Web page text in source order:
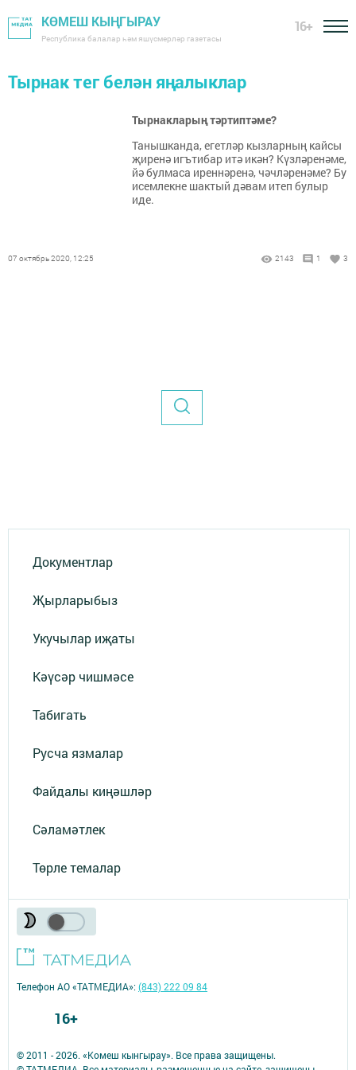
КӨМЕШ КЫҢГЫРАУ
Республика балалар һәм яшүсмерләр газетасы
16+
Тырнак тег белән яңалыклар
Тырнакларың тәртиптәме?
Танышканда, егетләр кызларның кайсы
җиренә игътибар итә икән? Күзләренәме,
йә булмаса иреннәре­нә, чәчләренәме? Бу
исемлекне шак­тый дәвам итеп булыр
иде.
07 октябрь 2020, 12:25 2143 1 3
Документлар
Җырларыбыз
Укучылар иҗаты
Кәүсәр чишмәсе
Табигать
Русча язмалар
Файдалы киңәшләр
Сәламәтлек
Төрле темалар
© 2011 - 2026. «Комеш кынгырау». Все права защищены.
Телефон АО «ТАТМЕДИА»:(843) 222 09 84
16+